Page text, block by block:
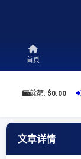
首頁
餘額: $0.00
文章详情